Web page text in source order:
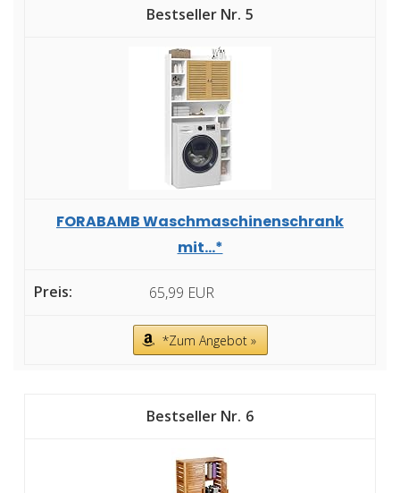
5
FORABAMB Waschmaschinenschrank
mit...*
65,99 EUR
*Zum Angebot »
6